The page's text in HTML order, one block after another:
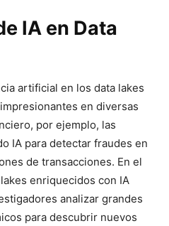
IA en Data
artificial en los data lakes
en diversas
por ejemplo, las
IA para detectar fraudes en
de transacciones. En el
enriquecidos con IA
analizar grandes
para descubrir nuevos